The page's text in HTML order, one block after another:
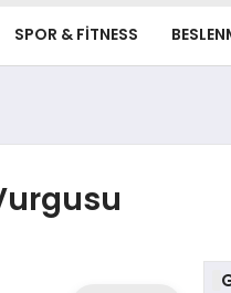
SPOR & FITNESS